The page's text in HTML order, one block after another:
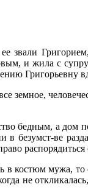
звали
и жила с
Григорьевну
бедным, а дом
ве
костюм мужа, то
не